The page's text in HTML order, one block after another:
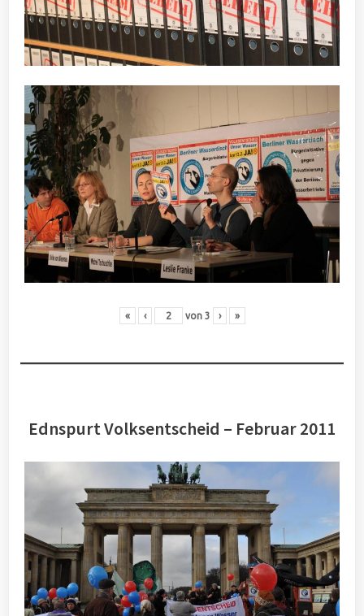
« ‹ von 3 › »
Ednspurt Volksentscheid – Februar 2011